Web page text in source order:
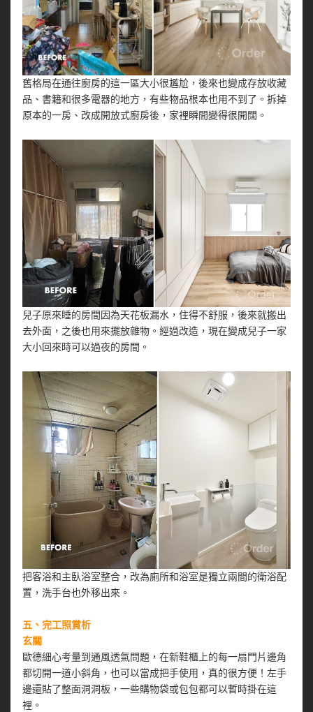
舊格局在通往廚房的這一區大小很尷尬，後來也變成存放收藏
品、書籍和很多電器的地方，有些物品根本也用不到了。拆掉
原本的一房、改成開放式廚房後，家裡瞬間變得很開闊。
兒子原來睡的房間因為天花板漏水，住得不舒服，後來就搬出
去外面，之後也用來擺放雜物。經過改造，現在變成兒子一家
大小回來時可以過夜的房間。
把客浴和主臥浴室整合，改為廁所和浴室是獨立兩間的衛浴配
置，洗手台也外移出來。
五、完工照賞析
玄關
歐德細心考量到通風透氣問題，在新鞋櫃上的每一扇門片邊角
都切開一道小斜角，也可以當成把手使用，真的很方便！左手
邊還貼了整面洞洞板，一些購物袋或包包都可以暫時掛在這
裡。